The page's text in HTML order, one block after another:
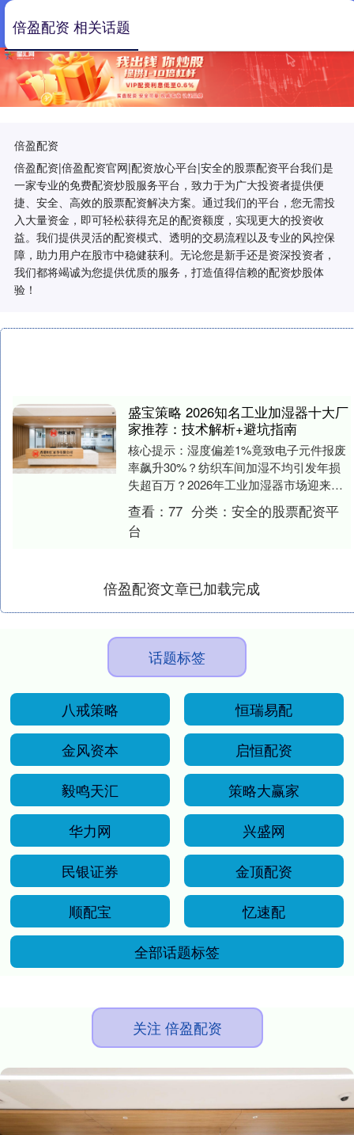
倍盈配资
倍盈配资|倍盈配资官网|配资放心平台|安全的股票配资平台我们是
一家专业的免费配资炒股服务平台，致力于为广大投资者提供便
捷、安全、高效的股票配资解决方案。通过我们的平台，您无需投
入大量资金，即可轻松获得充足的配资额度，实现更大的投资收
益。我们提供灵活的配资模式、透明的交易流程以及专业的风控保
障，助力用户在股市中稳健获利。无论您是新手还是资深投资者，
我们都将竭诚为您提供优质的服务，打造值得信赖的配资炒股体
验！
倍盈配资 相关话题
盛宝策略 2026知名工业加湿器十大厂
家推荐：技术解析+避坑指南
核心提示：湿度偏差1%竟致电子元件报废
率飙升30%？纺织车间加湿不均引发年损
失超百万？2026年工业加湿器市场迎来技
术迭代与需求爆发双重拐点，高压微雾、
超声波等....
查看： 77 分类： 安全的股票配资平
台
倍盈配资文章已加载完成
话题标签
八戒策略
恒瑞易配
金风资本
启恒配资
毅鸣天汇
策略大赢家
华力网
兴盛网
民银证券
金顶配资
顺配宝
忆速配
全部话题标签
关注 倍盈配资